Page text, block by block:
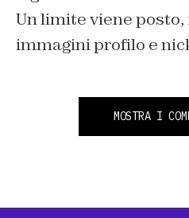
Un limite viene posto,
immagini profilo e
MOSTRA I